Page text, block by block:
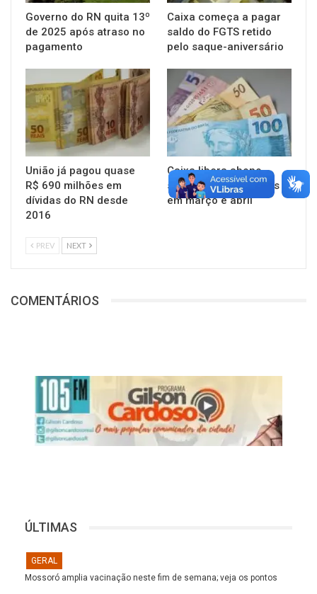
Governo do RN quita 13º
de 2025 após atraso no
pagamento
Caixa começa a pagar
saldo do FGTS retido
pelo saque-aniversário
União já pagou quase
R$ 690 milhões em
dívidas do RN desde
2016
Caixa libera abono
salarial para nascidos
em março e abril
PREV NEXT
COMENTÁRIOS
ÚLTIMAS
GERAL
Mossoró amplia vacinação neste fim de semana; veja os pontos